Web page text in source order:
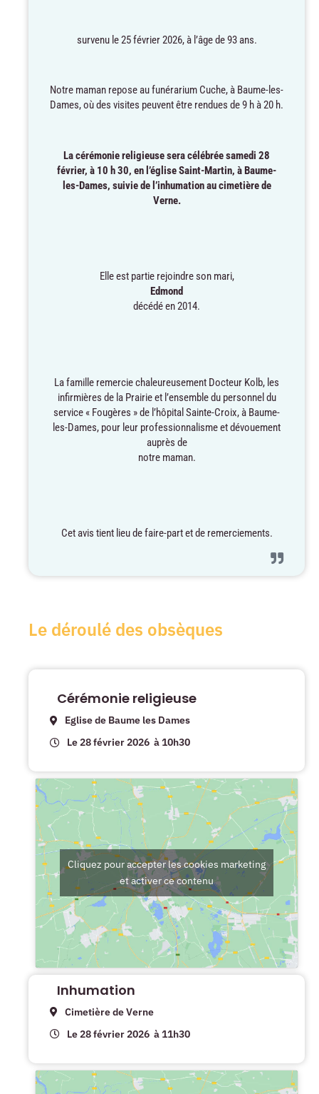
survenu le 25 février 2026, à l’âge de 93 ans.
Notre maman repose au funérarium Cuche, à Baume-les-
Dames, où des visites peuvent être rendues de 9 h à 20 h.
La cérémonie religieuse sera célébrée samedi 28
février, à 10 h 30, en l’église Saint-Martin, àBaume-
les-Dames, suivie de l’inhumation aucimetière de
Verne.
Elle est partie rejoindre son mari,
Edmond
décédé en 2014.
La famille remercie chaleureusement Docteur Kolb, les
infirmières de la Prairie et l’ensemble du personnel du
service « Fougères » de l’hôpital Sainte-Croix, à Baume-
les-Dames, pour leur professionnalisme et dévouement
auprès de
notre maman.
Cet avis tient lieu de faire-part et de remerciements.
Le déroulé des obsèques
Cérémonie religieuse
Eglise de Baume les Dames
Le 28 février 2026 à 10h30
Cliquez pour accepter les cookies marketing
et activer ce contenu
Inhumation
Cimetière de Verne
Le 28 février 2026 à 11h30